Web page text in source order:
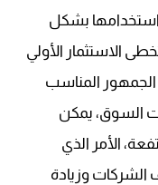
بشكل
الاستثمار الأولي
الجمهور المناسب
السوق، يمكن
الأمر الذي
وزيادة